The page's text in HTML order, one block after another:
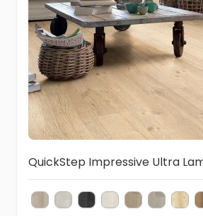
QuickStep Impressive Ultra
KleurIM1858 Eik Grijs met
IMU 3560IMU 1862IMU 3559IMU 3557IMU 3558